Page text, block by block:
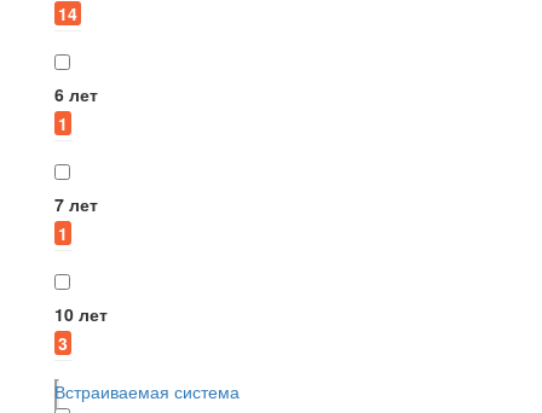
14
6 лет
1
7 лет
1
10 лет
3
Встраиваемая система